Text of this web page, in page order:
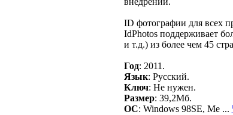
ID фотографии для всех
IdPhotos поддерживает
и т.д.) из более чем 45
Год: 2011.
Язык: Русский.
Ключ: Не нужен.
Размер: 39,2Мб.
ОС: Windows 98SE, Me ...